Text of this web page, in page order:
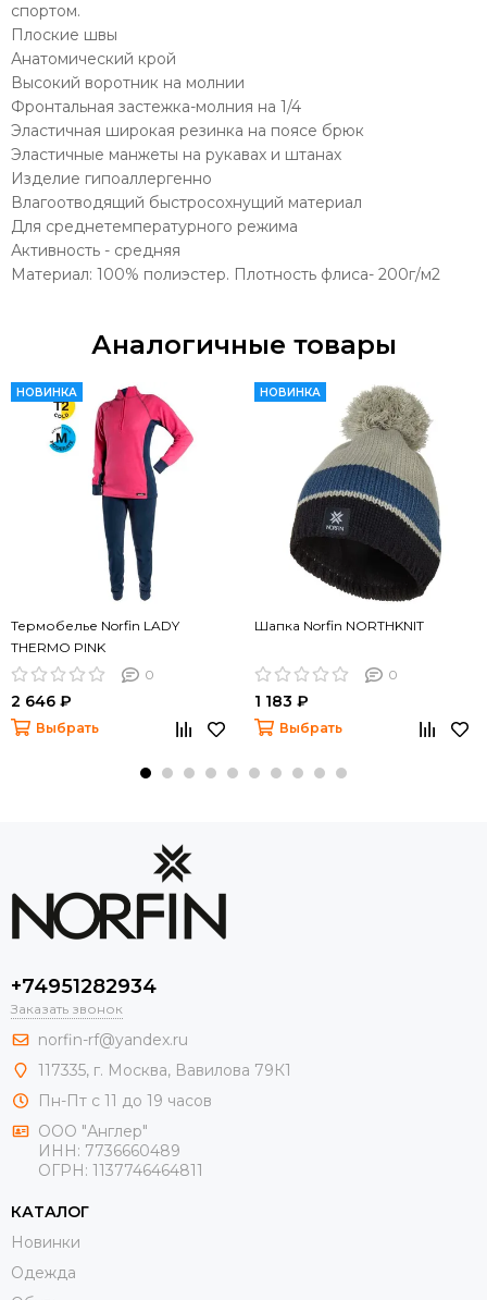
спортом.
Плоские швы
Анатомический крой
Высокий воротник на молнии
Фронтальная застежка-молния на 1/4
Эластичная широкая резинка на поясе брюк
Эластичные манжеты на рукавах и штанах
Изделие гипоаллергенно
Влагоотводящий быстросохнущий материал
Для среднетемпературного режима
Активность - средняя
Материал: 100% полиэстер. Плотность флиса- 200г/м2
Аналогичные товары
НОВИНКА
Термобелье Norfin LADY
THERMO PINK
0
2 646 ₽
Выбрать
НОВИНКА
Шапка Norfin NORTHKNIT
0
1 183 ₽
Выбрать
+74951282934
Заказать звонок
norfin-rf@yandex.ru
117335, г. Москва, Вавилова 79К1
Пн-Пт с 11 до 19 часов
ООО "Англер"
ИНН: 7736660489
ОГРН: 1137746464811
КАТАЛОГ
Новинки
Одежда